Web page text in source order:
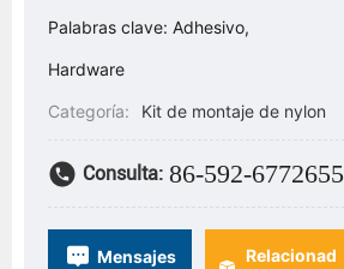
Palabras clave: Adhesivo,
Hardware
Categoría: Kit de montaje de nylon
Consulta: 86-592-6772655
Mensajes
Relacionad